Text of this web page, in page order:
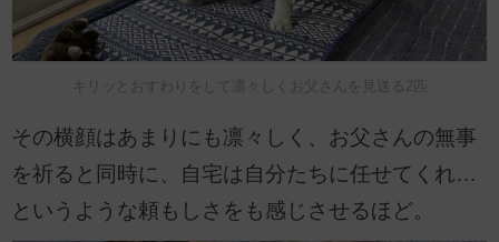
キリッとおすわりをして凛々しくお父さんを見送る2匹
その横顔はあまりにも凛々しく、お父さんの無事
を祈ると同時に、自宅は自分たちに任せてくれ…
というような頼もしさをも感じさせるほど。